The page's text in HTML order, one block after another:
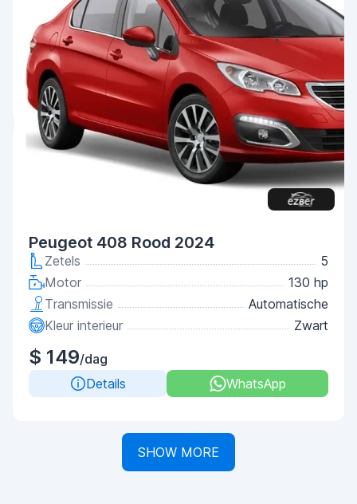
Peugeot 408 Rood 2024
Zetels
5
Motor
130 hp
Transmissie
Automatische
Kleur interieur
Zwart
$ 149/dag
Details
WhatsApp
SHOW MORE